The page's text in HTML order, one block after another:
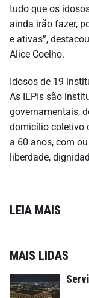
tudo que os
ainda irão fazer,
e ativas”,
Alice Coelho.
Idosos de 19
As ILPIs são
governamentais,
domicílio coletivo
a 60 anos, com
liberdade,
LEIA MAIS
MAIS LIDAS